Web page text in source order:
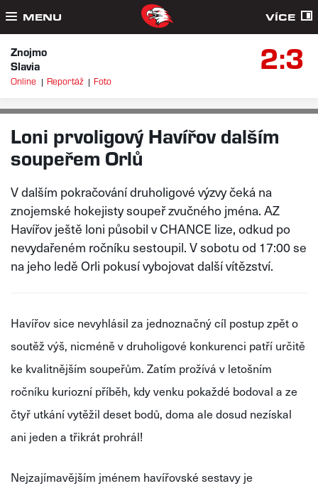
MENU VÍCE
Znojmo
Slavia
2:3
Online Reportáž Foto
LP PÁ 21. 10. 2022
Loni prvoligový Havířov dalším
soupeřem Orlů
V dalším pokračování druholigové výzvy čeká na
znojemské hokejisty soupeř zvučného jména. AZ
Havířov ještě loni působil v CHANCE lize, odkud po
nevydařeném ročníku sestoupil. V sobotu od 17:00 se
na jeho ledě Orli pokusí vybojovat další vítězství.
Havířov sice nevyhlásil za jednoznačný cíl postup zpět o
soutěž výš, nicméně v druholigové konkurenci patří určitě
ke kvalitnějším soupeřům. Zatím prožívá v letošním
ročníku kuriozní příběh, kdy venku pokaždé bodoval a ze
čtyř utkání vytěžil deset bodů, doma ale dosud nezískal
ani jeden a třikrát prohrál!
Nejzajímavějším jménem havířovské sestavy je